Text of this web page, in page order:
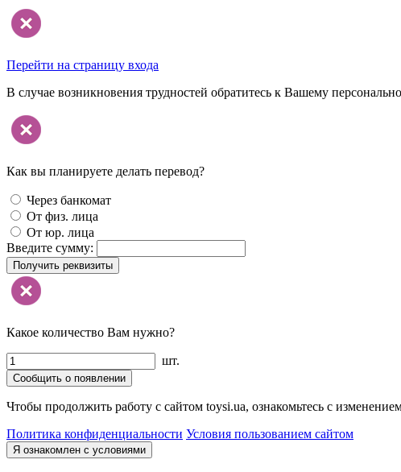
Перейти на страницу входа
В случае возникновения трудностей обратитесь к Вашему
Как вы планируете делать перевод?
Через банкомат
От физ. лица
От юр. лица
Введите сумму:
Получить реквизиты
Какое количество Вам нужно?
шт.
Сообщить о появлении
Чтобы продолжить работу с сайтом toysi.ua, ознакомьтесь с
Политика конфиденциальности Условия пользованием сайтом
Я ознакомлен с условиями